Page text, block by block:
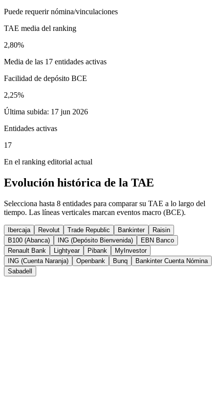
Puede requerir nómina/vinculaciones
TAE media del ranking
2,80%
Media de las 17 entidades activas
Facilidad de depósito BCE
2,25%
Última subida: 17 jun 2026
Entidades activas
17
En el ranking editorial actual
Evolución histórica de la TAE
Selecciona hasta 8 entidades para comparar su TAE a lo largo del
tiempo. Las líneas verticales marcan eventos macro (BCE).
Ibercaja Revolut Trade Republic Bankinter
Raisin
B100 (Abanca)
ING (Depósito Bienvenida)
EBN Banco
Renault Bank
Lightyear Pibank
MyInvestor
ING (Cuenta Naranja)
Openbank Bunq
Bankinter Cuenta Nómina
Sabadell